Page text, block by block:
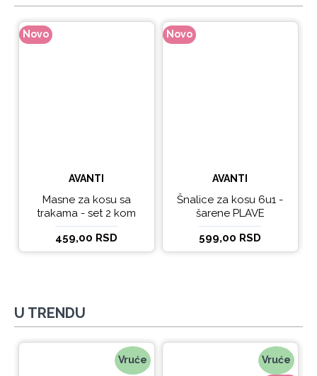
Novo
AVANTI
Masne za kosu sa
trakama - set 2 kom
459,00 RSD
Novo
AVANTI
Šnalice za kosu 6u1 -
šarene PLAVE
599,00 RSD
U TRENDU
Vruće Vruće